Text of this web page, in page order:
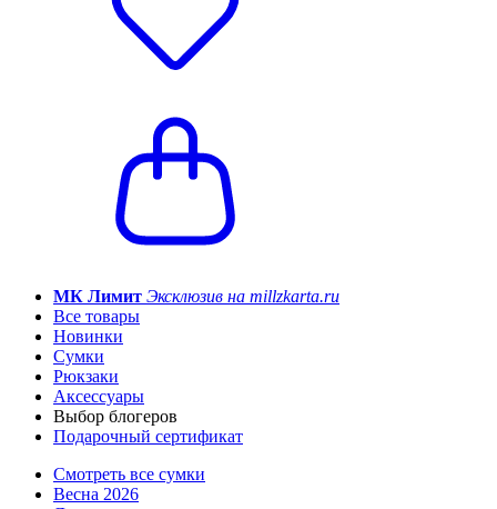
МК Лимит Эксклюзив на millzkarta.ru
Все товары
Новинки
Сумки
Рюкзаки
Аксессуары
Выбор блогеров
Подарочный сертификат
Смотреть все сумки
Весна 2026